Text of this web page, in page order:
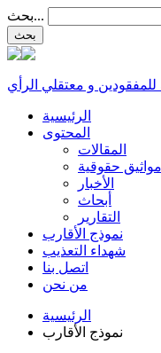
بحث...
للمفقودين و معتقلي الرأي
الرئيسية
المحتوى
المقالات
مواثيق حقوقية
الأخبار
أبحاث
التقارير
نموذج الأقارب
شهداء التعذيب
اتصل بنا
من نحن
الرئيسية
نموذج الأقارب